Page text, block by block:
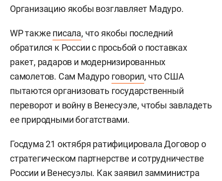
Организацию якобы возглавляет Мадуро.
WP также писала, что якобы последний
обратился к России с просьбой о поставках
ракет, радаров и модернизированных
самолетов. Сам Мадуро говорил, что США
пытаются организовать государственный
переворот и войну в Венесуэле, чтобы завладеть
ее природными богатствами.
Госдума 21 октября ратифицировала Договор о
стратегическом партнерстве и сотрудничестве
России и Венесуэлы. Как заявил замминистра